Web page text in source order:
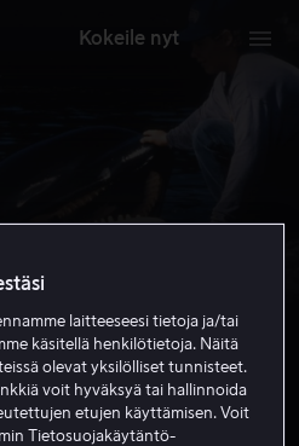
Kokeile nyt
Adventure Home
laitteeseesi tietoja ja/tai
käsitellä henkilötietoja. Näitä
olevat yksilölliset tunnisteet.
voit hyväksyä tai hallinnoida
etujen käyttämisen. Voit
Tietosuojakäytäntö-